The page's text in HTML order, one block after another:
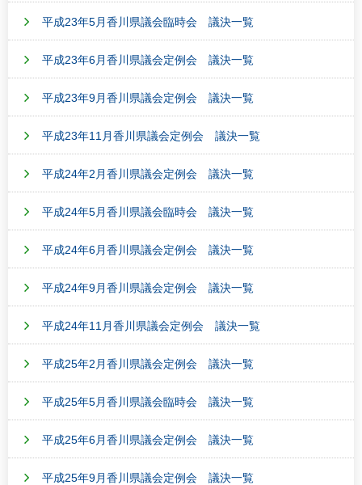
平成23年5月香川県議会臨時会 議決一覧
平成23年6月香川県議会定例会 議決一覧
平成23年9月香川県議会定例会 議決一覧
平成23年11月香川県議会定例会 議決一覧
平成24年2月香川県議会定例会 議決一覧
平成24年5月香川県議会臨時会 議決一覧
平成24年6月香川県議会定例会 議決一覧
平成24年9月香川県議会定例会 議決一覧
平成24年11月香川県議会定例会 議決一覧
平成25年2月香川県議会定例会 議決一覧
平成25年5月香川県議会臨時会 議決一覧
平成25年6月香川県議会定例会 議決一覧
平成25年9月香川県議会定例会 議決一覧